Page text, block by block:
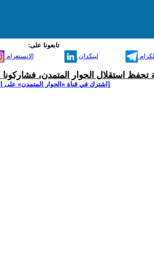
تابعونا على:
الانستغرام لينكدإن
تحفظ استقلال الحوار المتمدن،
[اشترك في قناة ‫«الحوار المتمدن» على